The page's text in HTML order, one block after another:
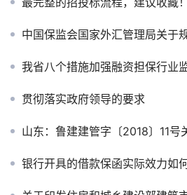
中国保监会国家外汇管理局关于规范保险机构
我省八个措施加强融资担保行业
贯彻落实政府领导的要求
山东：鲁建建管字〔2018〕11号关于开展房屋建筑和市
银行开具的借款保函实际效力如何，会否